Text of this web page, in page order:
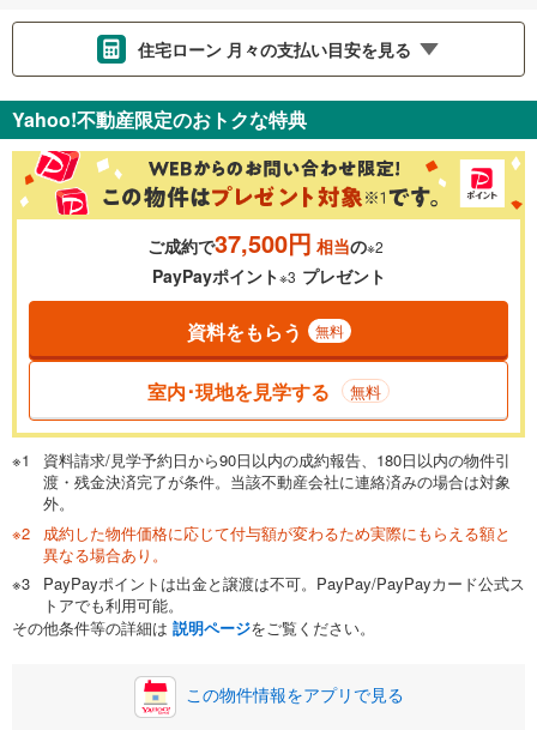
住宅ローン 月々の支払い目安を見る
金利 ％
0.01%
一般的には最長35年まで借り入れ可能です。多くの金融機関
が完済時の年齢は80歳までを条件としています。
閉じる
頭金 万円
0万円 2,500万円
自己資金から住宅購入にかけられる金額を入力してくださ
い。一般的には物件価格の2割までが目安です。
閉じる
ボーナス
万円
0円
Yahoo!不動産限定のおトクな特典
ご成約で37,500円 相当の※2
PayPayポイント※3 プレゼント
資料をもらう 無料
室内･現地を見学する 無料
資料請求/見学予約日から90日以内の成約報告、180日以内の物件引
渡・残金決済完了が条件。当該不動産会社に連絡済みの場合は対象
外。
成約した物件価格に応じて付与額が変わるため実際にもらえる額と
異なる場合あり。
PayPayポイントは出金と譲渡は不可。PayPay/PayPayカード公式ス
トアでも利用可能。
その他条件等の詳細は 説明ページをご覧ください。
この物件情報をアプリで見る